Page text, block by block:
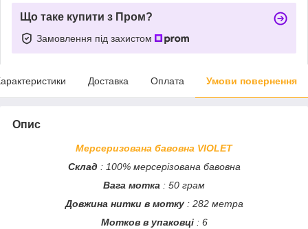
Що таке купити з Пром?
Замовлення під захистом
Доставка Оплата Умови повернення
Опис
Мерсеризована бавовна VIOLET
Склад : 100% мерсерізована бавовна
Вага мотка : 50 грам
Довжина нитки в мотку : 282 метра
Мотков в упаковці : 6